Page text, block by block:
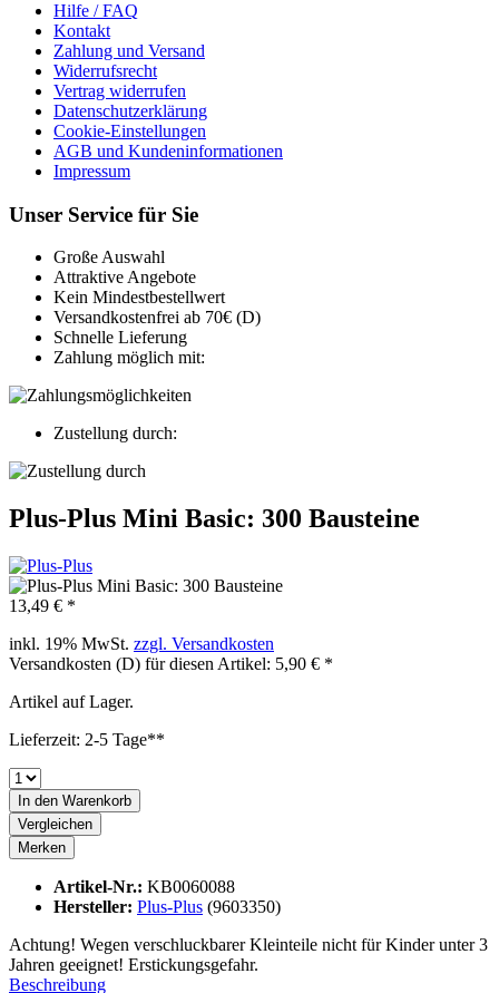
Hilfe / FAQ
Kontakt
Zahlung und Versand
Widerrufsrecht
Vertrag widerrufen
Datenschutzerklärung
Cookie-Einstellungen
AGB und Kundeninformationen
Impressum
Unser Service für Sie
Große Auswahl
Attraktive Angebote
Kein Mindestbestellwert
Versandkostenfrei ab 70€ (D)
Schnelle Lieferung
Zahlung möglich mit:
Zustellung durch:
Plus-Plus Mini Basic: 300 Bausteine
13,49 € *
inkl. 19% MwSt. zzgl. Versandkosten
Versandkosten (D) für diesen Artikel: 5,90 € *
Artikel auf Lager.
Lieferzeit: 2-5 Tage**
In den Warenkorb
Vergleichen
Merken
Artikel-Nr.: KB0060088
Hersteller: Plus-Plus (9603350)
Achtung! Wegen verschluckbarer Kleinteile nicht für Kinder unter 3
Jahren geeignet! Erstickungsgefahr.
Beschreibung